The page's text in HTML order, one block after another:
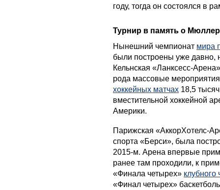
году, тогда он состоялся в
Турнир в память о
Нынешний чемпионат мира
были построены уже давно,
Кельнская «Ланксесс-
рода массовые
хоккейных матчах 18,5
вместительной хоккейной
Америки.
Парижская «АккорХотелс-
спорта «Берси», была
2015-м. Арена впервые
ранее там проходили, к
«Финала четырех» клубного
«Финал четырех»